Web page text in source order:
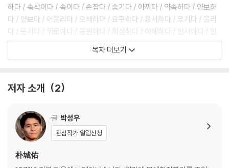
하다 / 속삭이다 / 속이다 / 손잡다 / 숨기다 / 아끼다 / 약속하다 / 양보하
다 / 얕보다 / 어울리다 / 오해하다 / 요구하다 / 용서하다 / 우기다 / 울리
다 / 웃기다 / 위로하다 / 응원하다 / 의심하다 / 이해하다 / 인사하다 / 인
정하다 / 자랑하다 / 잡아떼다 / 전달하다 / 조르다 / 좋아하다 / 주고받다
/ 찬성하다 / 참다 / 칭찬하다 / 탓하다 / 털어놓다 / 피하다 / 함께하다 / 헤
목차 더보기
저자 소개 2
글 박성우
관심작가 알림신청
朴城佑